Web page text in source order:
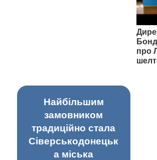
про
Найбільшим
замовником
традиційно стала
Сіверськодонецьк
а міська